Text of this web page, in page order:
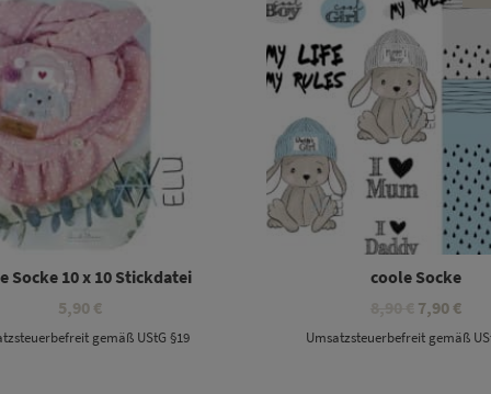
Socke 10 x 10 Stickdatei
5,90 €
gemäß UStG §19
coole Socke
Preis
war:
7,90€
ist:
Umsatzsteuerbefreit gemäß